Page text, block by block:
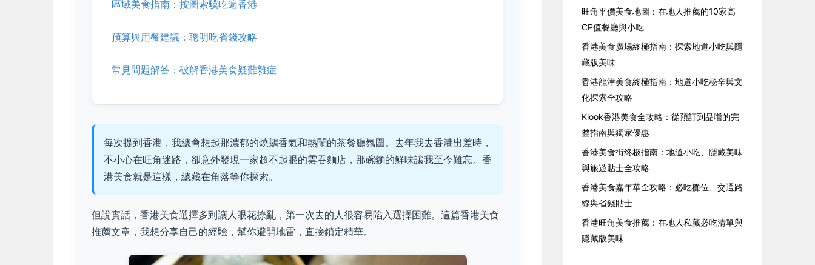
區域美食指南：按圖索驥吃遍香港
預算與用餐建議：聰明吃省錢攻略
常見問題解答：破解香港美食疑難雜症
每次提到香港，我總會想起那濃郁的燒鵝香氣和熱鬧的茶餐廳氛圍。去年我去香港出差時，
不小心在旺角迷路，卻意外發現一家超不起眼的雲吞麵店，那碗麵的鮮味讓我至今難忘。香
港美食就是這樣，總藏在角落等你探索。
但說實話，香港美食選擇多到讓人眼花撩亂，第一次去的人很容易陷入選擇困難。這篇香港美食
推薦文章，我想分享自己的經驗，幫你避開地雷，直接鎖定精華。
旺角平價美食地圖：在地人推薦的10家高
CP值餐廳與小吃
香港美食廣場終極指南：探索地道小吃與隱
藏版美味
香港龍津美食終極指南：地道小吃秘辛與文
化探索全攻略
Klook香港美食全攻略：從預訂到品嚐的完
整指南與獨家優惠
香港美食街终极指南：地道小吃、隱藏美味
與旅遊貼士全攻略
香港美食嘉年華全攻略：必吃攤位、交通路
線與省錢貼士
香港旺角美食推薦：在地人私藏必吃清單與
隱藏版美味